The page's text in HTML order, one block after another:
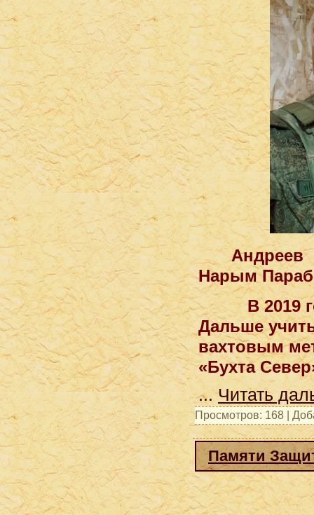
Андреев
Нарым
В 2019
Дальше
вахтовым
«Бухта
...Читать
Просмотров: 168 |
Памяти